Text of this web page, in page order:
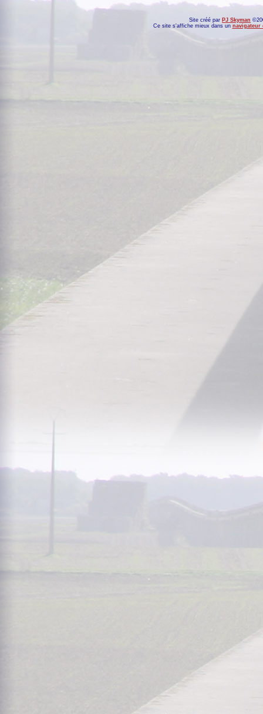
Site créé par PJ Skyman
Ce site s'affiche mieux dans un navigateur